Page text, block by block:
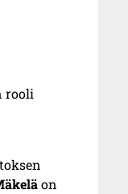
rooli
on